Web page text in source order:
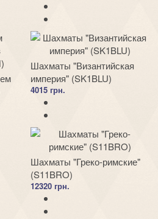
Шахматы "Византийская
империя" (SK1BLU)
4015 грн.
Шахматы "Греко-римские"
(S11BRO)
12320 грн.